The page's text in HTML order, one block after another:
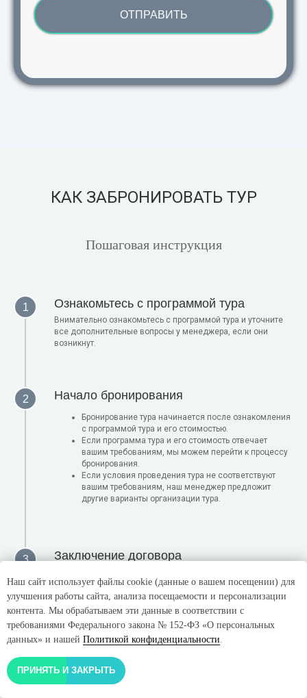
Наш сайт использует файлы cookie (данные о вашем посещении) для
улучшения работы сайта, анализа посещаемости и персонализации
контента. Мы обрабатываем эти данные в соответствии с
требованиями Федерального закона № 152-ФЗ «О персональных
данных» и нашей Политикой конфиденциальности.
ПРИНЯТЬ И ЗАКРЫТЬ
ОТПРАВИТЬ
КАК ЗАБРОНИРОВАТЬ ТУР
Пошаговая инструкция
Ознакомьтесь с программой тура
Внимательно ознакомьтесь с программой тура и уточните
все дополнительные вопросы у менеджера, если они
возникнут.
Начало бронирования
Бронирование тура начинается после ознакомления
с программой тура и его стоимостью.
Если программа тура и его стоимость отвечает
вашим требованиям, мы можем перейти к процессу
бронирования.
Если условия проведения тура не соответствуют
вашим требованиям, наш менеджер предложит
другие варианты организации тура.
Заключение договора
Вы отправляете паспортные участника путешествия,
на которого будет заключаться договор, а также
ФИО остальных участников; желаемые даты
экскурсий и, при необходимости, даты заезда в
апартаменты
Мы подготавливаем договор и отправляем его вам
на подпись